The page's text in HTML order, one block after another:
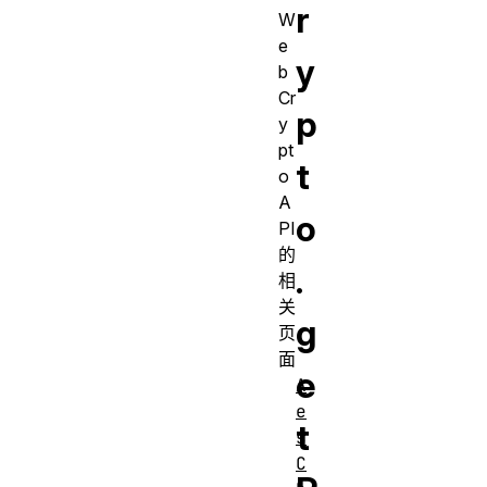
r
y
p
t
o
.
g
e
t
W
e
b
Cr
y
pt
o
A
PI
的
相
关
页
面
A
e
s
C